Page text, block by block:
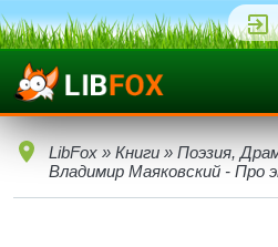
LibFox » Книги » Поэзия,
Владимир Маяковский - Про